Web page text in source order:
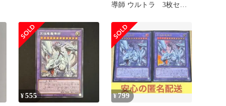
導師 ウルトラ 3枚セッ
¥555 ¥799